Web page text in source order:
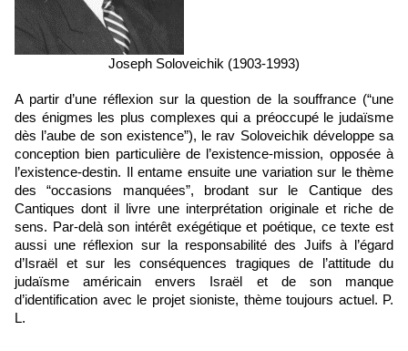
Joseph Soloveichik (1903-1993)
A partir d’une réflexion sur la question de la souffrance (“une
des énigmes les plus complexes qui a préoccupé le judaïsme
dès l’aube de son existence”), le rav Soloveichik développe sa
conception bien particulière de l’existence-mission, opposée à
l’existence-destin. Il entame ensuite une variation sur le thème
des “occasions manquées”, brodant sur le Cantique des
Cantiques dont il livre une interprétation originale et riche de
sens. Par-delà son intérêt exégétique et poétique, ce texte est
aussi une réflexion sur la responsabilité des Juifs à l’égard
d’Israël et sur les conséquences tragiques de l’attitude du
judaïsme américain envers Israël et de son manque
d’identification avec le projet sioniste, thème toujours actuel. P.
L.